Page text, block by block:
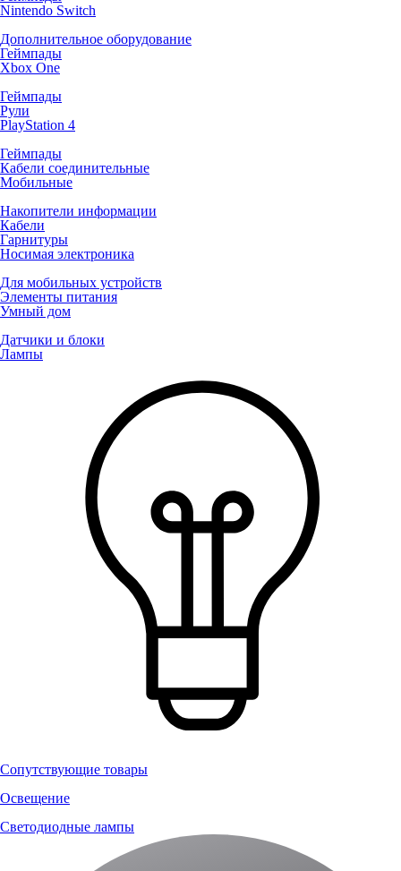
Nintendo Switch
Дополнительное оборудование
Геймпады
Xbox One
Геймпады
Рули
PlayStation 4
Геймпады
Кабели соединительные
Мобильные
Накопители информации
Кабели
Гарнитуры
Носимая электроника
Для мобильных устройств
Элементы питания
Умный дом
Датчики и блоки
Лампы
Сопутствующие товары
Освещение
Светодиодные лампы